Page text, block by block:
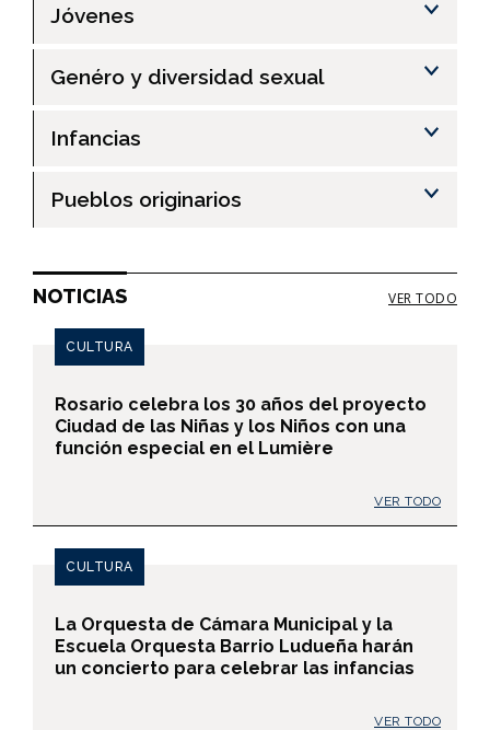
Jóvenes
Genéro y diversidad sexual
Infancias
Pueblos originarios
NOTICIAS VER TODO
CULTURA
Rosario celebra los 30 años del proyecto
Ciudad de las Niñas y los Niños con una
función especial en el Lumière
VER TODO
CULTURA
La Orquesta de Cámara Municipal y la
Escuela Orquesta Barrio Ludueña harán
un concierto para celebrar las infancias
VER TODO